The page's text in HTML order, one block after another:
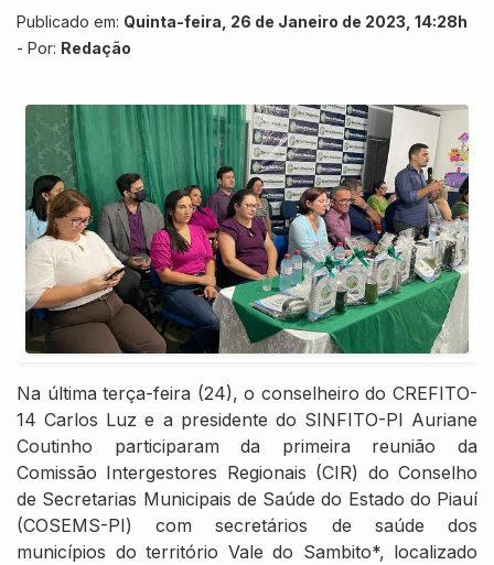
Publicado em: Quinta-feira, 26 de Janeiro de 2023, 14:28h
- Por: Redação
Na última terça-feira (24), o conselheiro do CREFITO-
14 Carlos Luz e a presidente do SINFITO-PI Auriane
Coutinho participaram da primeira reunião da
Comissão Intergestores Regionais (CIR) do Conselho
de Secretarias Municipais de Saúde do Estado do Piauí
(COSEMS-PI) com secretários de saúde dos
municípios do território Vale do Sambito*, localizado